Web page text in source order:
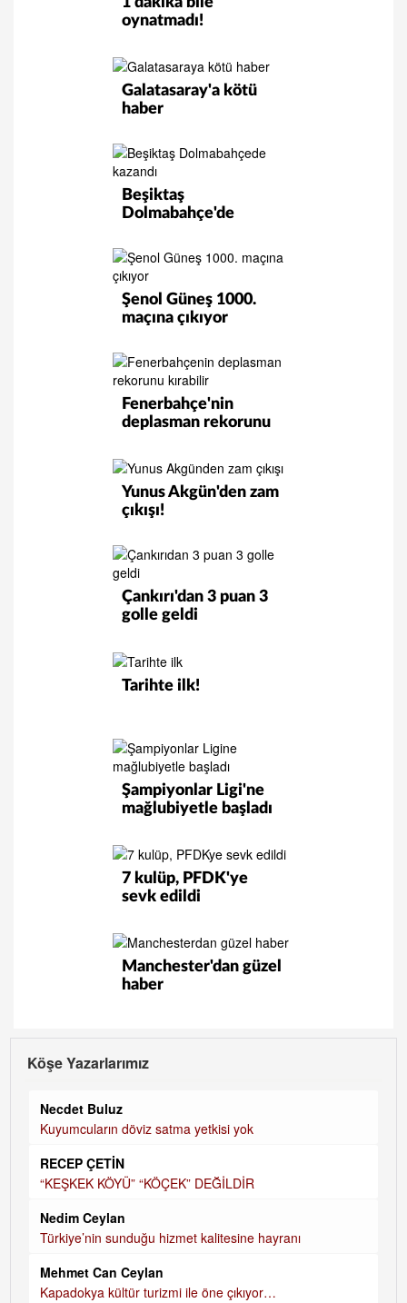
oynatmadı!
Galatasaray'a kötü
haber
Beşiktaş
Dolmabahçe'de
Şenol Güneş 1000.
maçına çıkıyor
Fenerbahçe'nin
deplasman rekorunu
Yunus Akgün'den zam
çıkışı!
Çankırı'dan 3 puan 3
golle geldi
Tarihte ilk!
Şampiyonlar Ligi'ne
mağlubiyetle başladı
7 kulüp, PFDK'ye
sevk edildi
Manchester'dan güzel
haber
Köşe Yazarlarımız
Necdet Buluz
Kuyumcuların döviz satma yetkisi yok
RECEP ÇETİN
“KEŞKEK KÖYÜ” “KÖÇEK” DEĞİLDİR
Nedim Ceylan
Türkiye’nin sunduğu hizmet kalitesine hayranı
Mehmet Can Ceylan
Kapadokya kültür turizmi ile öne çıkıyor…